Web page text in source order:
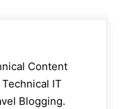
Content
IT
Blogging.